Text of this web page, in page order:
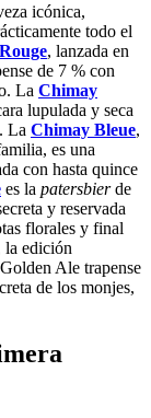
icónica,
todo el
, lanzada en
de 7 % con
La Chimay
lupulada y seca
La Chimay Bleue,
es una
con hasta quince
es la patersbierde
y reservada
florales y final
la edición
Ale trapense
de los monjes,